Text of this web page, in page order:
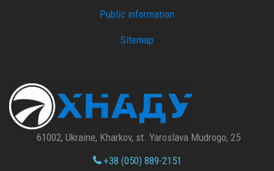
Public information
Sitemap
61002, Ukraine, Kharkov, st. Yaroslava Mudrogo, 25
+38 (050) 889-2151